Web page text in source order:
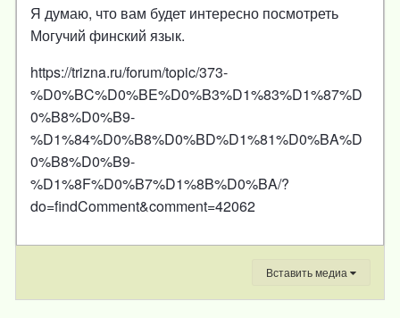
Я думаю, что вам будет интересно посмотреть
Могучий финский язык.
https://trizna.ru/forum/topic/373-
%D0%BC%D0%BE%D0%B3%D1%83%D1%87%D
0%B8%D0%B9-
%D1%84%D0%B8%D0%BD%D1%81%D0%BA%D
0%B8%D0%B9-
%D1%8F%D0%B7%D1%8B%D0%BA/?
do=findComment&comment=42062
Вставить медиа